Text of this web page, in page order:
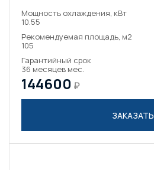
Мощность охлаждения, кВт
10.55
Рекомендуемая площадь, м2
105
Гарантийный срок
36 месяцев мес.
144600 ₽
ЗАКАЗАТЬ